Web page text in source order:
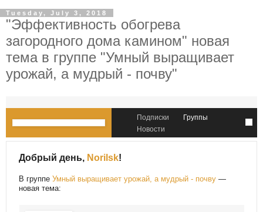
Tuesday, July 3, 2018
"Эффективность обогрева
загородного дома камином" новая
тема в группе "Умный выращивает
урожай, а мудрый - почву"
Подписки
Группы
Новости
Добрый день, Norilsk!
В группеУмный выращивает урожай, а мудрый - почву —
новая тема: